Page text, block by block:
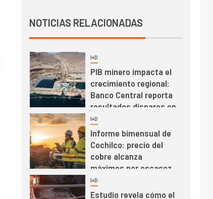
NOTICIAS RELACIONADAS
mayo de 2026 cae
10,6%
3 I+D
PIB minero impacta el
crecimiento regional:
Banco Central reporta
resultados dispares en
el primer trimestre
4 I+D
Informe bimensual de
Cochilco: precio del
cobre alcanza
máximos por escasez
de concentrados
5 I+D
Estudio revela cómo el